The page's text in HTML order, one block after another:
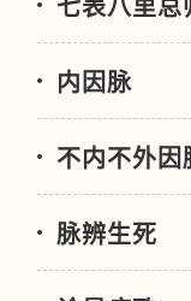
内因脉
不内不外因
脉辨生死